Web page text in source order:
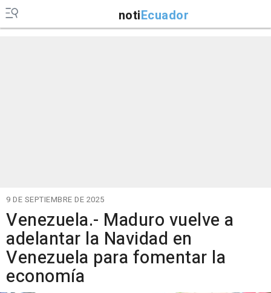
notiEcuador
9 DE SEPTIEMBRE DE 2025
Venezuela.- Maduro vuelve a
adelantar la Navidad en
Venezuela para fomentar la
economía